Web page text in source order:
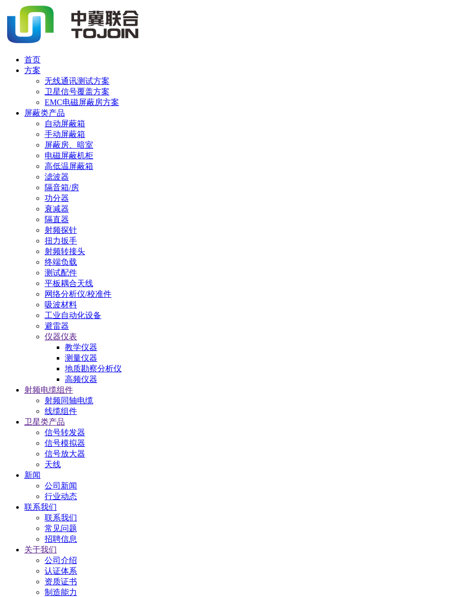
首页
方案
无线通讯测试方案
卫星信号覆盖方案
EMC电磁屏蔽房方案
屏蔽类产品
自动屏蔽箱
手动屏蔽箱
屏蔽房、暗室
电磁屏蔽机柜
高低温屏蔽箱
滤波器
隔音箱/房
功分器
衰减器
隔直器
射频探针
扭力扳手
射频转接头
终端负载
测试配件
平板耦合天线
网络分析仪/校准件
吸波材料
工业自动化设备
避雷器
仪器仪表
教学仪器
测量仪器
地质勘察分析仪
高频仪器
射频电缆组件
射频同轴电缆
线缆组件
卫星类产品
信号转发器
信号模拟器
信号放大器
天线
新闻
公司新闻
行业动态
联系我们
联系我们
常见问题
招聘信息
关于我们
公司介绍
认证体系
资质证书
制造能力